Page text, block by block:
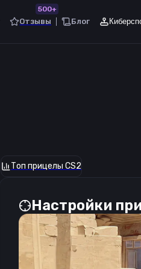
Отзывы
500+
Блог
Топ прицелы CS2
Настройки